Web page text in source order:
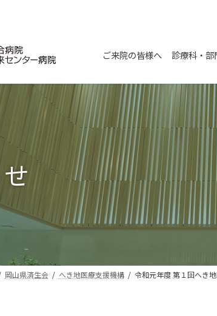
ご来院の皆様へ 診療科・部
岡山県済生会 へき地医療支援機構 令和元年度 第１回へき